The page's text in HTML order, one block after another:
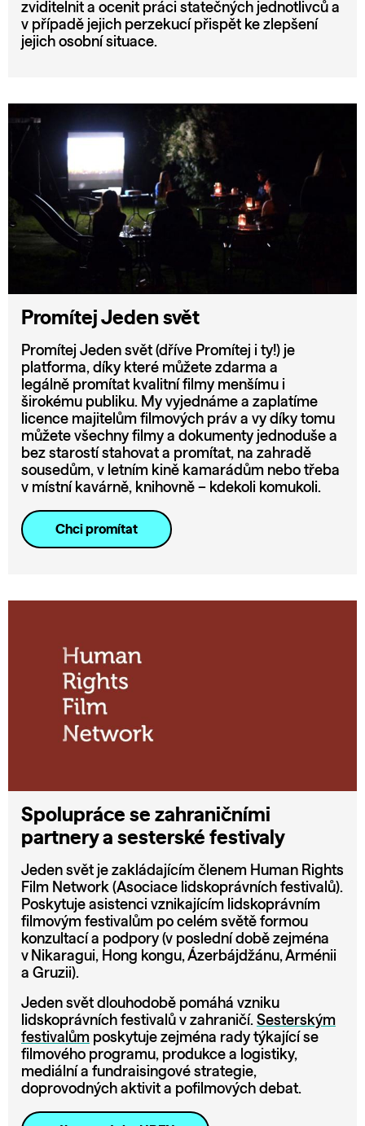
zviditelnit a ocenit práci statečných jednotlivců a
v případě jejich perzekucí přispět ke zlepšení
jejich osobní situace.
Promítej Jeden svět
Promítej Jeden svět (dříve Promítej i ty!) je
platforma, díky které můžete zdarma a
legálně promítat kvalitní filmy menšímu i
širokému publiku. My vyjednáme a zaplatíme
licence majitelům filmových práv a vy díky tomu
můžete všechny filmy a dokumenty jednoduše a
bez starostí stahovat a promítat, na zahradě
sousedům, v letním kině kamarádům nebo třeba
v místní kavárně, knihovně – kdekoli komukoli.
Chci promítat
Spolupráce se zahraničními
partnery a sesterské festivaly
Jeden svět je zakládajícím členem Human Rights
Film Network (Asociace lidskoprávních festivalů).
Poskytuje asistenci vznikajícím lidskoprávním
filmovým festivalům po celém světě formou
konzultací a podpory (v poslední době zejména
v Nikaragui, Hong kongu, Ázerbájdžánu, Arménii
a Gruzii).
Jeden svět dlouhodobě pomáhá vzniku
lidskoprávních festivalů v zahraničí. Sesterským
festivalům poskytuje zejména rady týkající se
filmového programu, produkce a logistiky,
mediální a fundraisingové strategie,
doprovodných aktivit a pofilmových debat.